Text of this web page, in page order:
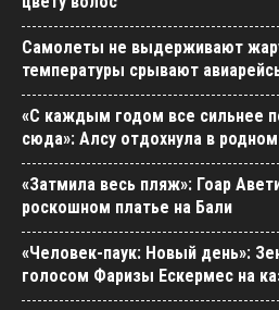
Самолеты не выдерживают
температуры срывают
«С каждым годом все сильнее
сюда»: Алсу отдохнула в
«Затмила весь пляж»: Гоар
роскошном платье на Бали
«Человек-паук: Новый день»:
голосом Фаризы Ескермес на